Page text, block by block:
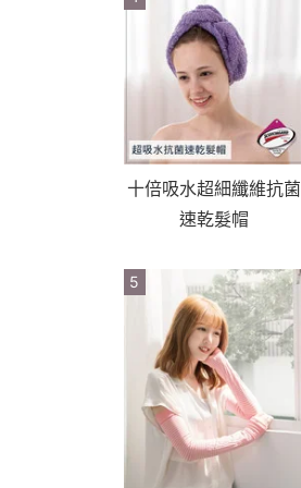
十倍吸水超細纖維抗菌
速乾髮帽
5